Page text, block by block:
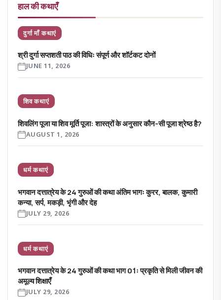
हाल की कथाएँ
दुर्गा माँ कथाएं
श्री दुर्गा सप्तशती पाठ की विधिः संपूर्ण और शॉर्टकट दोनों
JUNE 11, 2026
शिव कथाएं
शिवलिंग पूजा या शिव मूर्ति पूजा: शास्त्रों के अनुसार कौन-सी पूजा श्रेष्ठ है?
AUGUST 1, 2026
धर्म कथाएं
भगवान दत्तात्रेय के 24 गुरुओं की कथा अंतिम भागः कुरर, बालक, कुमारी
कन्या, सर्प, मकड़ी, भृंगी और देह
JULY 29, 2026
धर्म कथाएं
भगवान दत्तात्रेय के 24 गुरुओं की कथा भाग 01ः प्रकृति से मिली जीवन की
अमूल्य शिक्षाएँ
JULY 29, 2026